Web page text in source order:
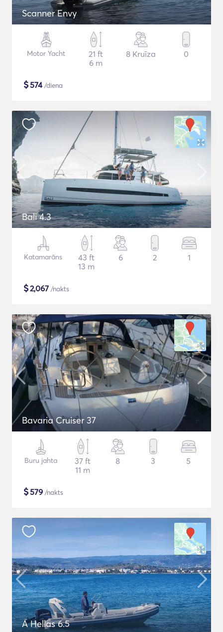
Scanner Envy
Motor Yacht
21 ft
6 m
8 Kruīza 0
$574/diena
Bali 4.3
Katamarāns
43 ft
13 m
6 2 1
$2,067 /nakts
Bavaria Cruiser 37
Buru jahta
37 ft
11 m
8 3 5
$579 /nakts
A Hellas 6.5